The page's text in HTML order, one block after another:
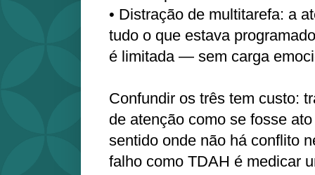
• Distração de multitarefa: a
tudo o que estava
é limitada — sem carga
Confundir os três tem custo:
de atenção como se fosse
sentido onde não há conflito
falho como TDAH é medicar